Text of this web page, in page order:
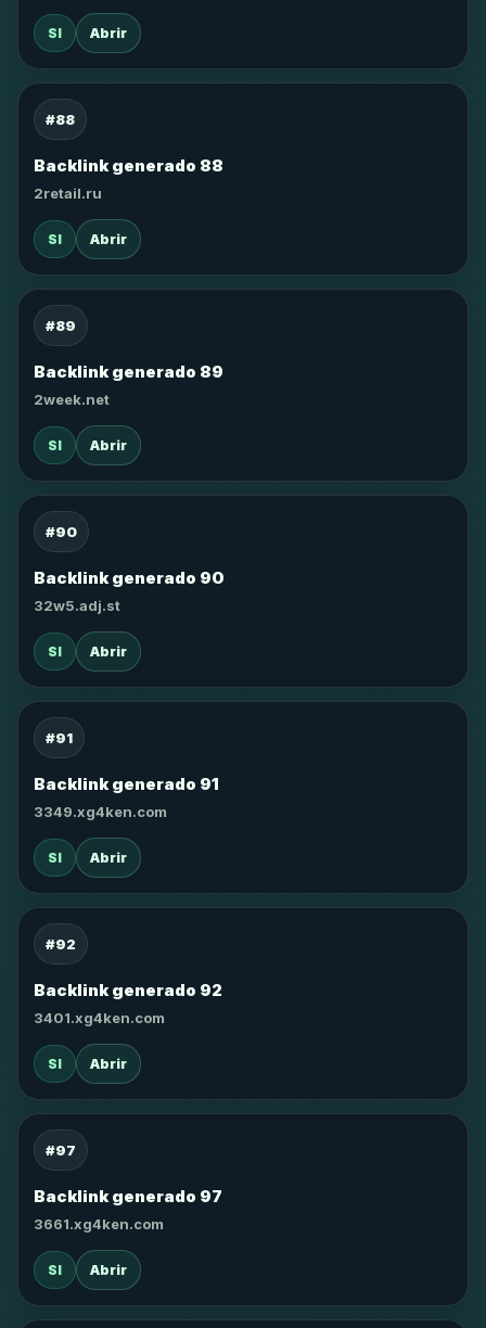
SI Abrir
#88
Backlink generado 88
2retail.ru
SI Abrir
#89
Backlink generado 89
2week.net
SI Abrir
#90
Backlink generado 90
32w5.adj.st
SI Abrir
#91
Backlink generado 91
3349.xg4ken.com
SI Abrir
#92
Backlink generado 92
3401.xg4ken.com
SI Abrir
#97
Backlink generado 97
3661.xg4ken.com
SI Abrir